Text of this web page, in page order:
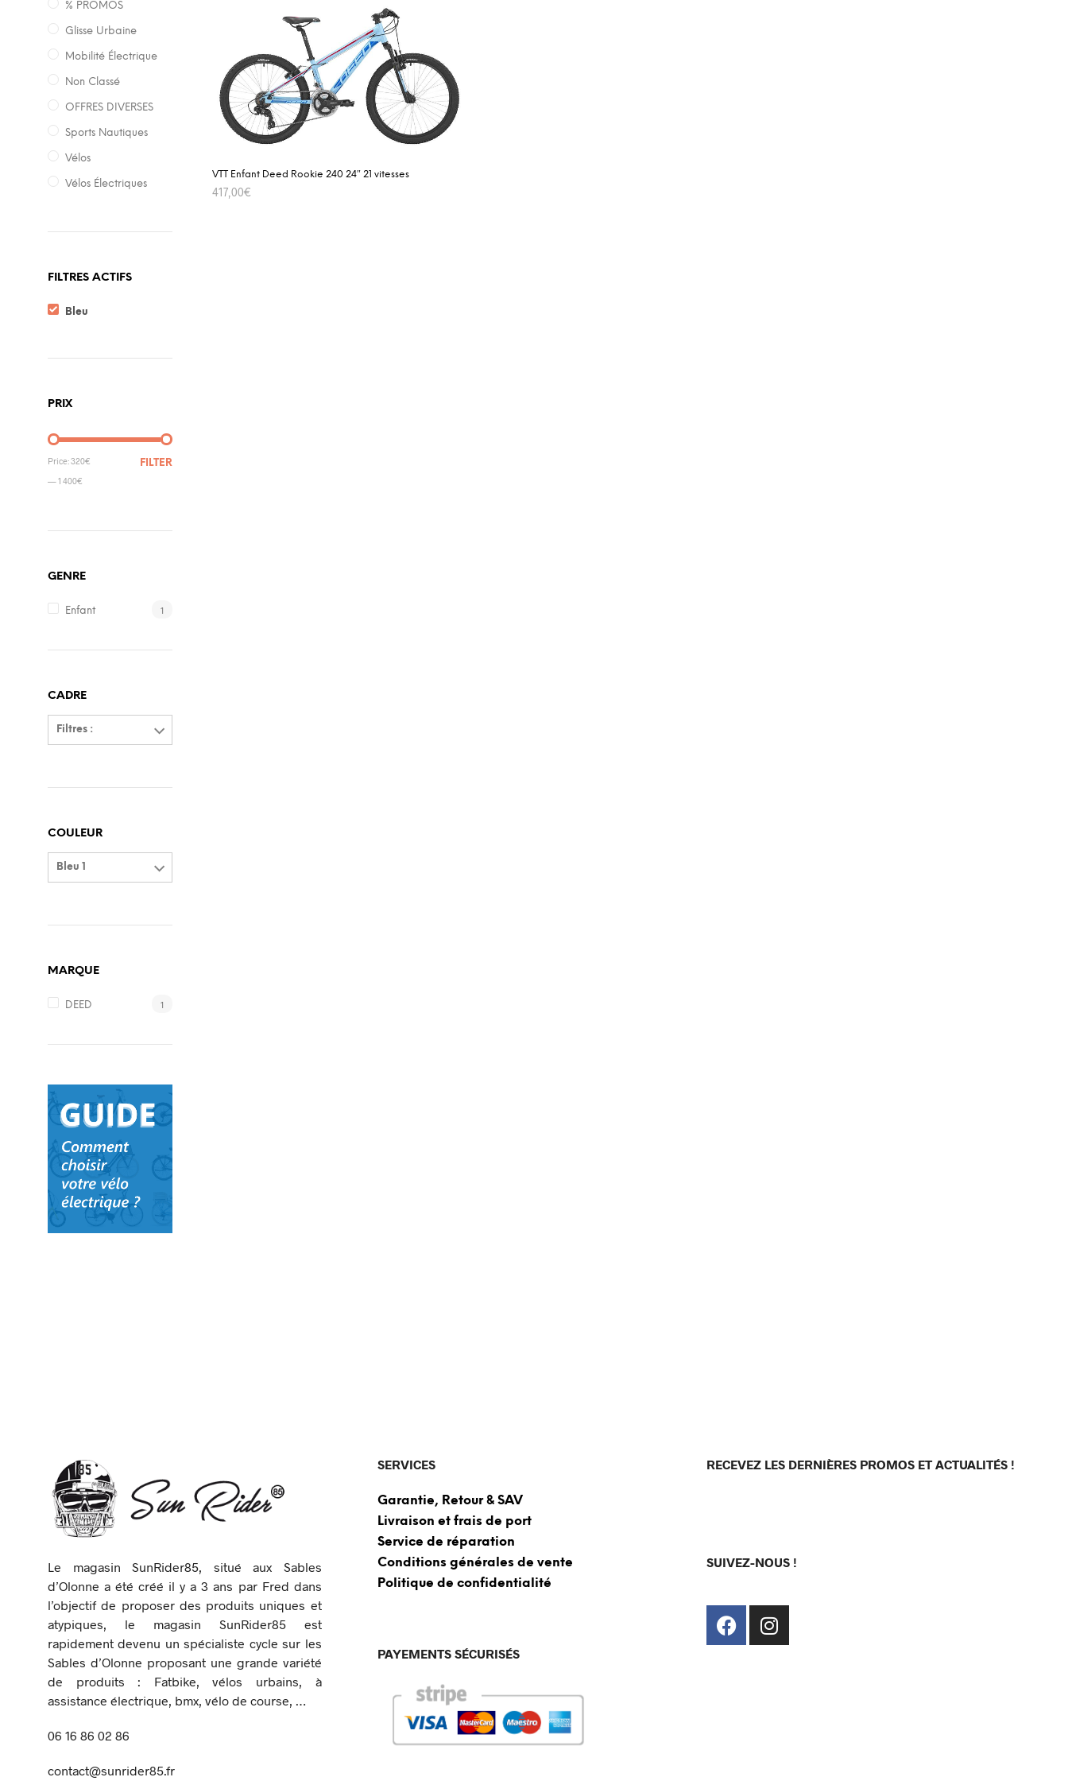
% PROMOS
Glisse Urbaine
Mobilité Électrique
Non Classé
OFFRES DIVERSES
Sports Nautiques
Vélos
Vélos Électriques
FILTRES ACTIFS
Bleu
PRIX
FILTER
Price:320€
—1 400€
GENRE
Enfant 1
CADRE
Filtres :
COULEUR
Bleu 1
MARQUE
DEED 1
VTT Enfant Deed Rookie 240 24″ 21 vitesses
417,00€
Le magasin SunRider85, situé aux Sables
d’Olonne a été créé il y a 3 ans par Fred dans
l’objectif de proposer des produits uniques et
atypiques, le magasin SunRider85 est
rapidement devenu un spécialiste cycle sur les
Sables d’Olonne proposant une grande variété
de produits : Fatbike, vélos urbains, à
assistance électrique, bmx, vélo de course, …
06 16 86 02 86
contact@sunrider85.fr
SERVICES
Garantie, Retour & SAV
Livraison et frais de port
Service de réparation
Conditions générales de vente
Politique de confidentialité
PAYEMENTS SÉCURISÉS
RECEVEZ LES DERNIÈRES PROMOS ET ACTUALITÉS !
SUIVEZ-NOUS !